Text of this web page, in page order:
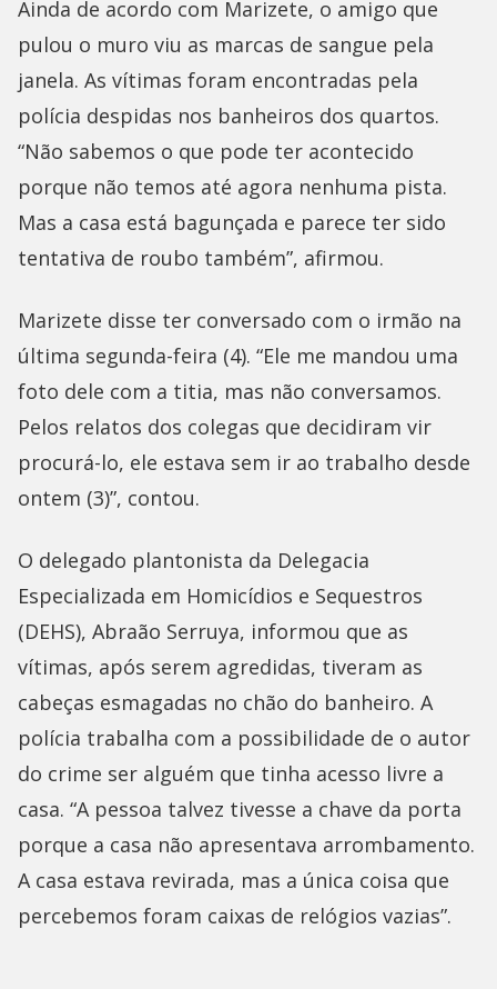
Ainda de acordo com Marizete, o amigo que
pulou o muro viu as marcas de sangue pela
janela. As vítimas foram encontradas pela
polícia despidas nos banheiros dos quartos.
“Não sabemos o que pode ter acontecido
porque não temos até agora nenhuma pista.
Mas a casa está bagunçada e parece ter sido
tentativa de roubo também”, afirmou.
Marizete disse ter conversado com o irmão na
última segunda-feira (4). “Ele me mandou uma
foto dele com a titia, mas não conversamos.
Pelos relatos dos colegas que decidiram vir
procurá-lo, ele estava sem ir ao trabalho desde
ontem (3)”, contou.
O delegado plantonista da Delegacia
Especializada em Homicídios e Sequestros
(DEHS), Abraão Serruya, informou que as
vítimas, após serem agredidas, tiveram as
cabeças esmagadas no chão do banheiro. A
polícia trabalha com a possibilidade de o autor
do crime ser alguém que tinha acesso livre a
casa. “A pessoa talvez tivesse a chave da porta
porque a casa não apresentava arrombamento.
A casa estava revirada, mas a única coisa que
percebemos foram caixas de relógios vazias”.